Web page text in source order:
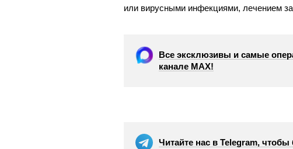
или вирусными инфекциями, лечением
Все эксклюзивы и самые
канале МАХ!
Читайте нас в Telegram,